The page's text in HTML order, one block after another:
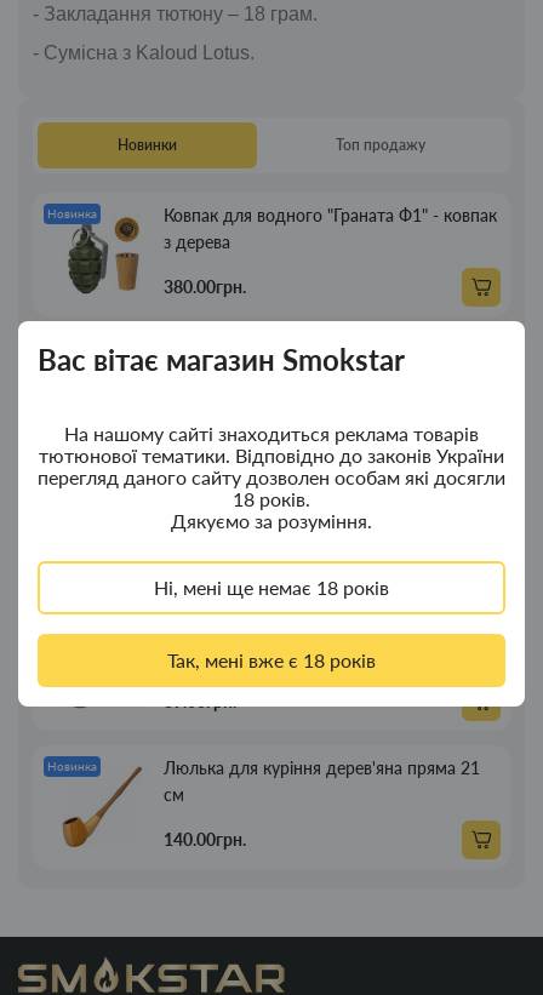
Вас вітає магазин Smokstar
На нашому сайті знаходиться реклама товарів
тютюнової тематики. Відповідно до законів України
перегляд даного сайту дозволен особам які досягли
18 років.
Дякуємо за розуміння.
Ні, мені ще немає 18 років
Так, мені вже є 18 років
- Закладання тютюну – 18 грам.
- Сумісна з Kaloud Lotus.
kalyanu-
grynbowls-
Новинки Топ продажу
Новинка
Ковпак для водного "Граната Ф1" - ковпак
з дерева
380.00грн.
Новинка
Ковпак для водного "Граната Ф1" - ковпак
350.00грн.
Новинка
Портсигар для сигарет Focus із USB
запальничкою на 20 сиг
269.00грн.
Люлька для куріння дерев'яна пряма 13см
Новинка
Люлька для куріння дерев'яна пряма 21
см
140.00грн.